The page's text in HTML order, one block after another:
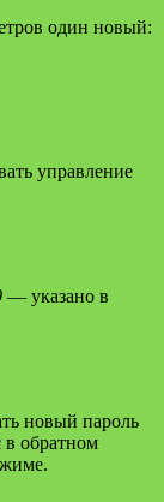
один новый:
управление
— указано в
новый пароль
в обратном